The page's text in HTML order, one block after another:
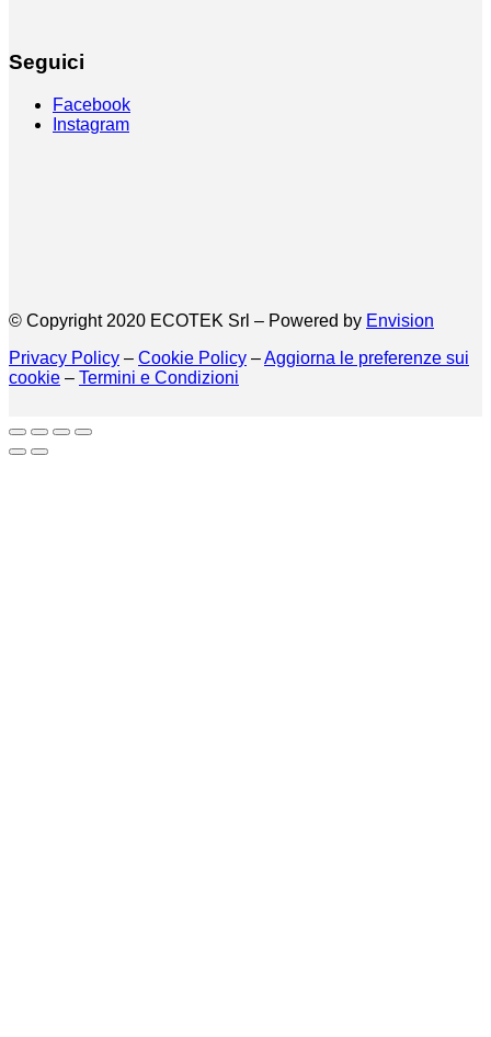
Seguici
Facebook
Instagram
© Copyright 2020 ECOTEK Srl – Powered by Envision
Privacy Policy – Cookie Policy –Aggiorna le preferenze sui
cookie – Termini e Condizioni